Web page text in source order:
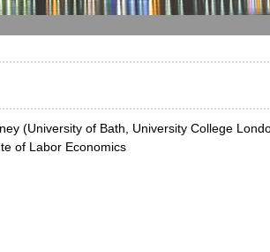
(University of Bath, University College
of Labor Economics